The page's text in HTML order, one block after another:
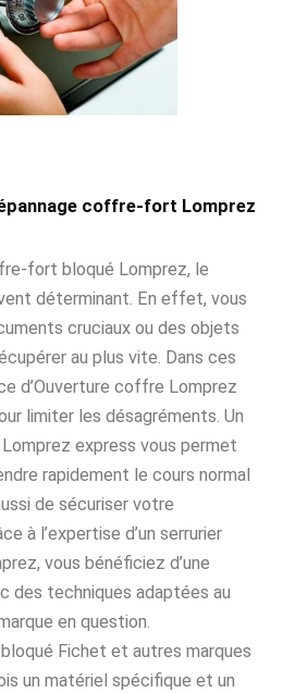
coffre-fort Lomprez
fort bloqué Lomprez, le
déterminant. En effet, vous
cruciaux ou des objets
au plus vite. Dans ces
d’Ouverture coffre Lomprez
limiter les désagréments. Un
express vous permet
rapidement le cours normal
de sécuriser votre
à l’expertise d’un serrurier
vous bénéficiez d’une
des techniques adaptées au
en question.
Fichet et autres marques
un matériel spécifique et un